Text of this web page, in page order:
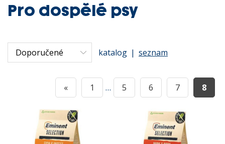
Pro dospělé psy
katalog | seznam
« 1 … 5 6 7 8